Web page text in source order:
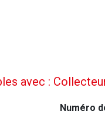
avec :
Numéro